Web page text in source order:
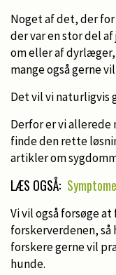
Noget af det, der
der var en stor del
om eller af
mange også gerne
Det vil vi naturligvis
Derfor er vi
finde den rette
artikler om
LÆS OGSÅ:
Vi vil også forsøge
forskerverdenen, så
forskere gerne vil
hunde.